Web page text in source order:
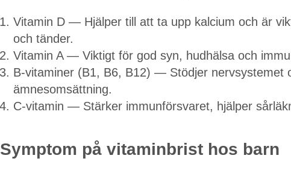
Vitamin D — Hjälper till att ta upp kalcium och är
och tänder.
Vitamin A — Viktigt för god syn, hudhälsa och
B-vitaminer (B1, B6, B12) — Stödjer nervsystemet
ämnesomsättning.
C-vitamin — Stärker immunförsvaret, hjälper
Symptom på vitaminbrist hos barn